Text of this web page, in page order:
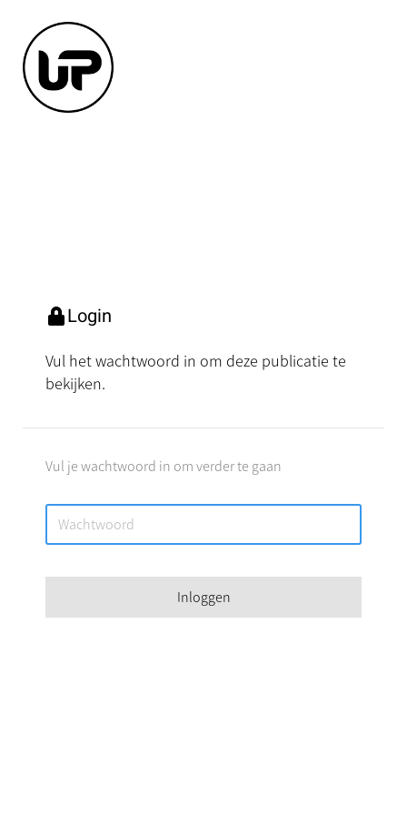
Login
Vul het wachtwoord in om deze publicatie te
bekijken.
Vul je wachtwoord in om verder te gaan